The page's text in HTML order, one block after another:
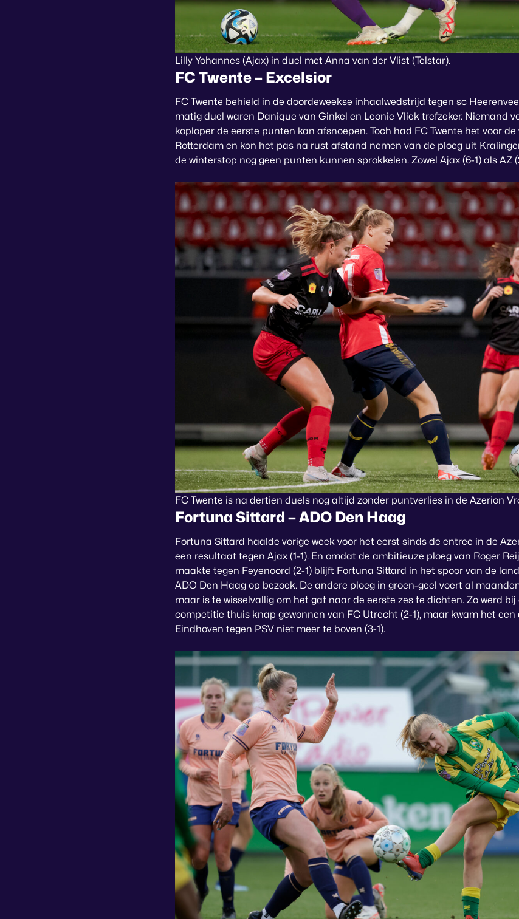
Lilly Yohannes (Ajax) in duel met Anna van der Vlist (Telstar).
FC Twente – Excelsior
FC Twente behield in de doordeweekse inhaalwedstrijd tegen sc
matig duel waren Danique van Ginkel en Leonie Vliek trefzeker. Niemand
koploper de eerste punten kan afsnoepen. Toch had FC Twente het voor
Rotterdam en kon het pas na rust afstand nemen van de ploeg uit
de winterstop nog geen punten kunnen sprokkelen. Zowel Ajax (6-1) als AZ
FC Twente is na dertien duels nog altijd zonder puntverlies in de Azerion
Fortuna Sittard – ADO Den Haag
Fortuna Sittard haalde vorige week voor het eerst sinds de entree in de
een resultaat tegen Ajax (1-1). En omdat de ambitieuze ploeg van Roger
maakte tegen Feyenoord (2-1) blijft Fortuna Sittard in het spoor van de
ADO Den Haag op bezoek. De andere ploeg in groen-geel voert al
maar is te wisselvallig om het gat naar de eerste zes te dichten. Zo werd
competitie thuis knap gewonnen van FC Utrecht (2-1), maar kwam het
Eindhoven tegen PSV niet meer te boven (3-1).